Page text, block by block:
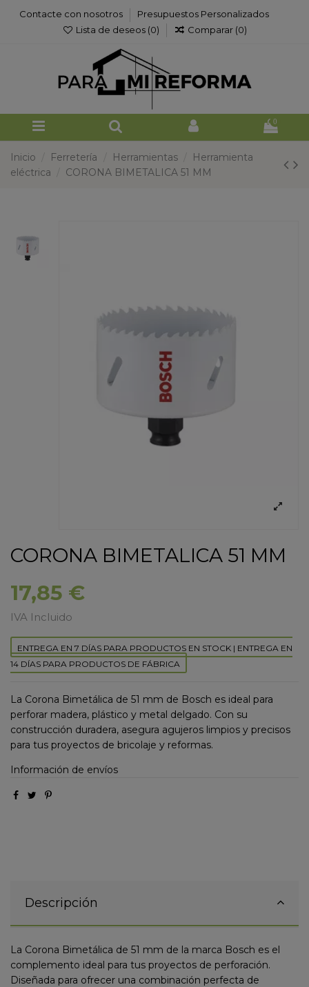
Contacte con nosotros
Presupuestos Personalizados
Lista de deseos (0) Comparar (0)
0
Inicio Ferretería Herramientas
Herramienta
eléctrica
CORONA BIMETALICA 51 MM
CORONA BIMETALICA 51 MM
17,85 €
IVA Incluido
ENTREGA EN 7 DÍAS PARA PRODUCTOS EN STOCK | ENTREGA EN
14 DÍAS PARA PRODUCTOS DE FÁBRICA
La Corona Bimetálica de 51 mm de Bosch es ideal para
perforar madera, plástico y metal delgado. Con su
construcción duradera, asegura agujeros limpios y precisos
para tus proyectos de bricolaje y reformas.
Información de envíos
Descripción
La Corona Bimetálica de 51 mm de la marca Bosch es el
complemento ideal para tus proyectos de perforación.
Diseñada para ofrecer una combinación perfecta de